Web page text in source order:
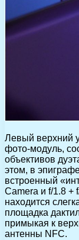
Левый верхний
фото-модуль,
объективов
этом, в
встроенный
Camera и f/1.8 +
находится
площадка
примыкая к
антенны NFC.